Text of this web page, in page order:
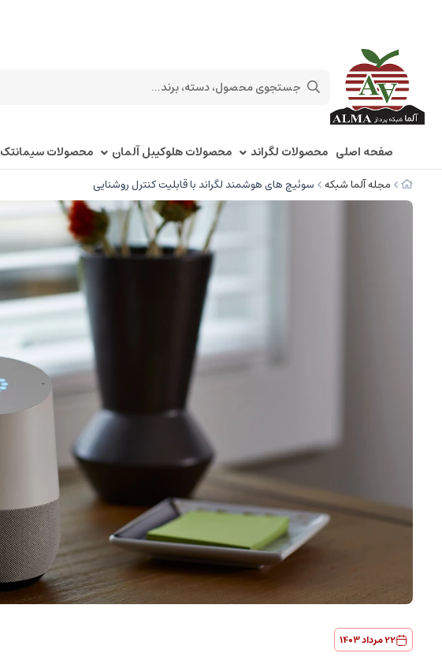
صفحه اصلی محصولات لگراند محصولات هلوکیبل آلمان محصولات سیمانتک
مجله آلما شبکه سوئیچ های هوشمند لگراند با قابلیت کنترل روشنایی
22 مرداد 1403
پچ کورد 2 متری Cat6ASFTP
5
490,000 تومان